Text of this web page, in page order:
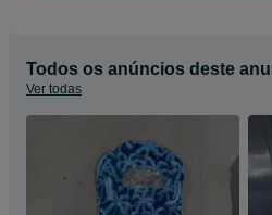
Todos os anúncios deste
Ver todas